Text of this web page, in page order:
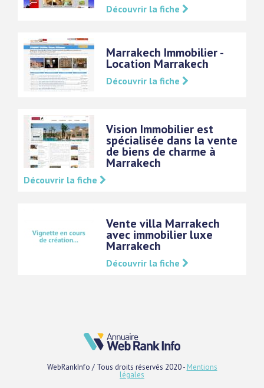
Découvrir la fiche
Marrakech Immobilier -
Location Marrakech
Découvrir la fiche
Vision Immobilier est
spécialisée dans la vente
de biens de charme à
Marrakech
Découvrir la fiche
Vente villa Marrakech
avec immobilier luxe
Marrakech
Découvrir la fiche
WebRankInfo / Tous droits réservés 2020 - Mentions
légales